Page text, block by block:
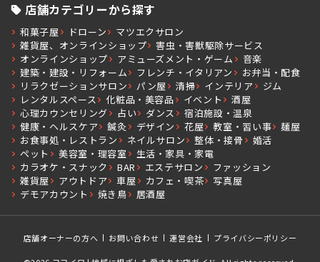
店舗カテゴリーから探す
和菓子屋 ドローン
マツエクサロン
雑貨屋、オンラインショップ
害虫・害獣駆除サービス
オンラインショップ
アミューズメント・ゲーム
音楽
建築・建設・リフォーム
フレンチ・イタリアン
お弁当・配食
リラクゼーションサロン
パン屋 清掃 インテリア
ジム
レンタルスペース
化粧品・美容品 イベント
酒屋
心理カウンセリング
占い ダンス
宿泊施設・温泉
健康・ヘルスケア
鍼灸 デザイン 花屋 教室・習い事
麺屋
お食事処・レストラン
ネイルサロン 整体・接骨
婚活
ペット
美容室・理容室
生活・家具・家電
カラオケ・スナック
BAR エステサロン
ファッション
雑貨屋
アウトドア 車屋 カフェ・喫茶
写真屋
デモアカウント
焼き鳥 居酒屋
店舗オーナーの方へ お問い合わせ 運営会社 プライバシーポリシー